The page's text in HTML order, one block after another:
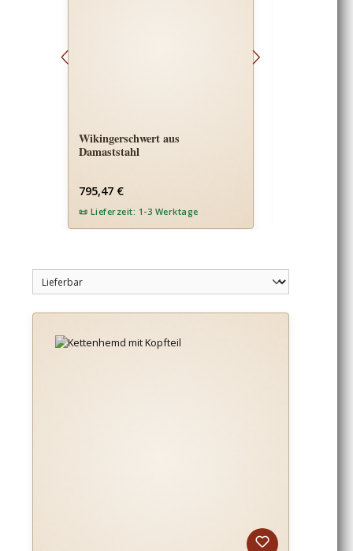
Wikingerschwert aus
Damaststahl
Regulärer Preis:
795,47 €